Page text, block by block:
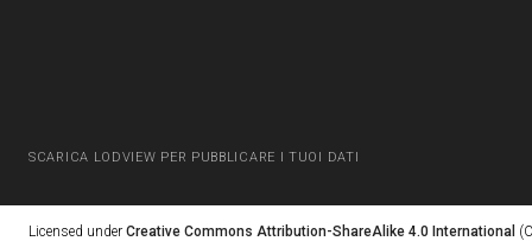
SCARICA LODVIEW PER PUBBLICARE I TUOI DATI
Licensed under Creative Commons Attribution-ShareAlike 4.0 International